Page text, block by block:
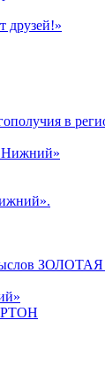
друзей!»
в
Нижний»